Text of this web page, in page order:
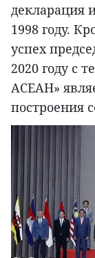
декларация
1998 году.
успех
2020 году с
АСЕАН»
построения